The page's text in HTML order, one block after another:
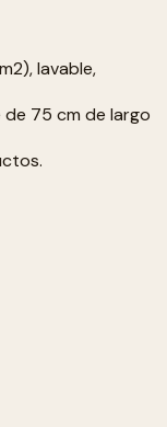
lavable,
75 cm de largo